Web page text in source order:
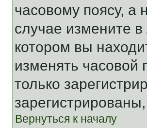
часовому поясу, а
случае измените
котором вы
изменять часовой
только
Вернуться к началу